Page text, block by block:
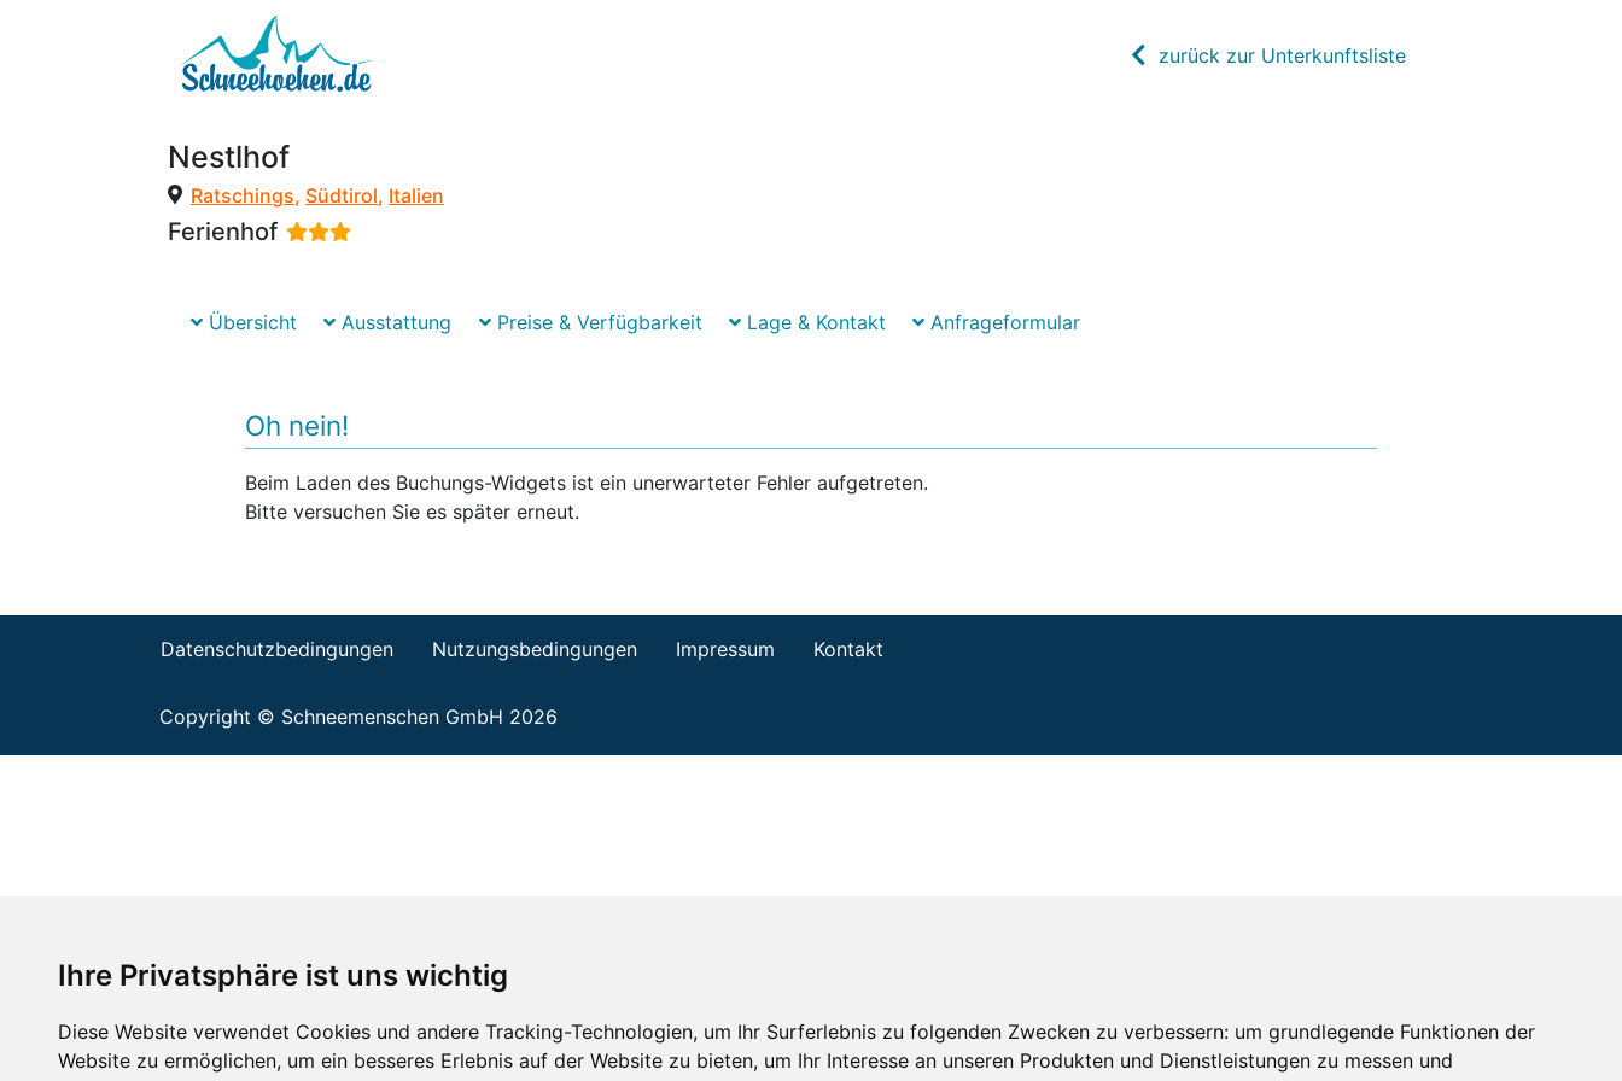
Ihre Privatsphäre ist uns wichtig
Diese Website verwendet Cookies und andere Tracking-Technologien, um Ihr Surferlebnis zu folgenden Zwecken zu verbessern: um grundlegende Funktionen der
Website zu ermöglichen, um ein besseres Erlebnis auf der Website zu bieten, um Ihr Interesse an unseren Produkten und Dienstleistungen zu messen und
zurück zur Unterkunftsliste
Nestlhof
Ratschings, Südtirol, Italien
Ferienhof
Übersicht Ausstattung Preise & Verfügbarkeit Lage & Kontakt Anfrageformular
Oh nein!
Beim Laden des Buchungs-Widgets ist ein unerwarteter Fehler aufgetreten.
Bitte versuchen Sie es später erneut.
Datenschutzbedingungen Nutzungsbedingungen Impressum Kontakt
Copyright © Schneemenschen GmbH 2026